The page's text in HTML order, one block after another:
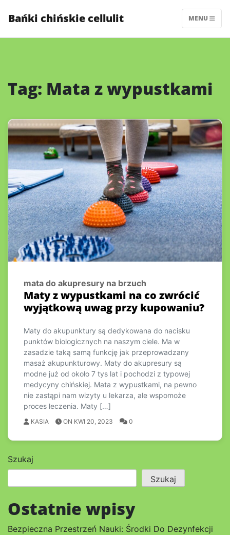
Bańki chińskie cellulit MENU
Tag: Mata z wypustkami
mata do akupresury na brzuch
Maty z wypustkami na co zwrócić
wyjątkową uwag przy kupowaniu?
Maty do akupunktury są dedykowana do nacisku
punktów biologicznych na naszym ciele. Ma w
zasadzie taką samą funkcję jak przeprowadzany
masaż akupunkturowy. Maty do akupresury są
modne już od około 7 tys lat i pochodzi z typowej
medycyny chińskiej. Mata z wypustkami, na pewno
nie zastąpi nam wizyty u lekarza, ale wspomoże
proces leczenia. Maty […]
KASIA ON KWI 20, 2023 0
Szukaj
Szukaj
Ostatnie wpisy
Bezpieczna Przestrzeń Nauki: Środki Do Dezynfekcji